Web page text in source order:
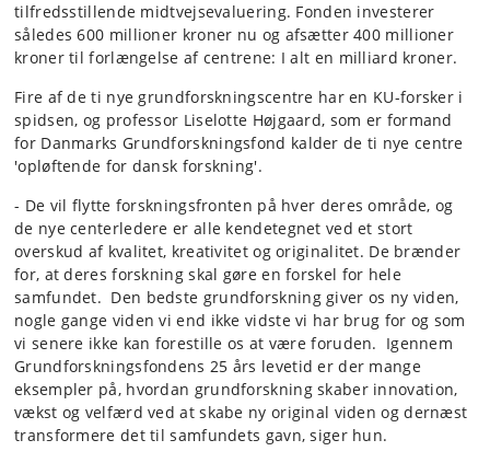
tilfredsstillende midtvejsevaluering. Fonden investerer
således 600 millioner kroner nu og afsætter 400 millioner
kroner til forlængelse af centrene: I alt en milliard kroner.
Fire af de ti nye grundforskningscentre har en KU-forsker i
spidsen, og professor Liselotte Højgaard, som er formand
for Danmarks Grundforskningsfond kalder de ti nye centre
'opløftende for dansk forskning'.
- De vil flytte forskningsfronten på hver deres område, og
de nye centerledere er alle kendetegnet ved et stort
overskud af kvalitet, kreativitet og originalitet. De brænder
for, at deres forskning skal gøre en forskel for hele
samfundet. Den bedste grundforskning giver os ny viden,
nogle gange viden vi end ikke vidste vi har brug for og som
vi senere ikke kan forestille os at være foruden. Igennem
Grundforskningsfondens 25 års levetid er der mange
eksempler på, hvordan grundforskning skaber innovation,
vækst og velfærd ved at skabe ny original viden og dernæst
transformere det til samfundets gavn, siger hun.